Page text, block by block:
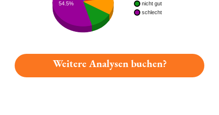
nicht gut
schlecht
54.5%
Weitere Analysen buchen?